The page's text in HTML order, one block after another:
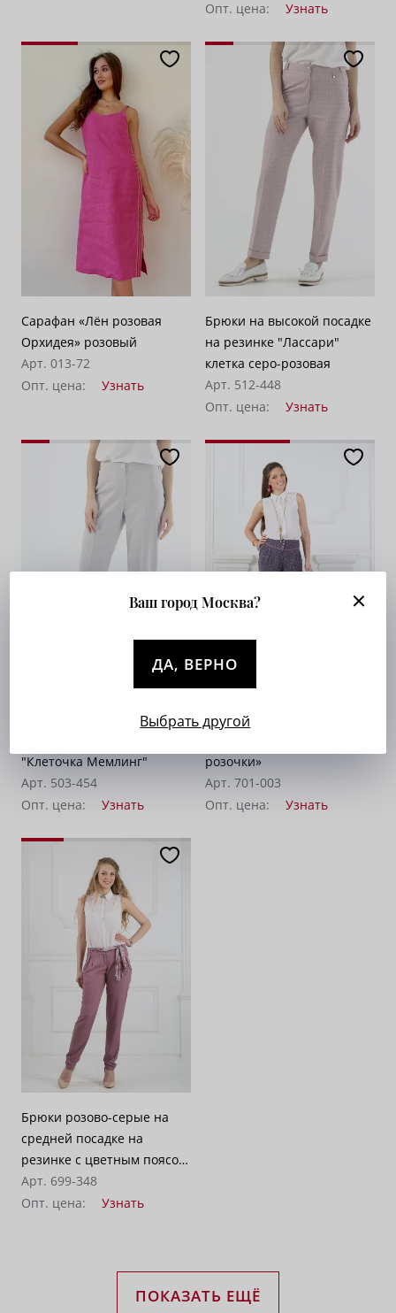
Опт. цена:
Узнать
Сарафан «Лён розовая
Орхидея» розовый
Арт. 013-72
Опт. цена:
Узнать
Брюки на высокой посадке
на резинке "Лассари"
клетка серо-розовая
Арт. 512-448
Опт. цена:
Узнать
Брюки на высокой посадке
"Клеточка Мемлинг"
Арт. 503-454
Опт. цена:
Узнать
Брюки серые на средней
розочки»
Арт. 701-003
Опт. цена:
Узнать
Брюки розово-серые на
средней посадке на
резинке с цветным поясом
- «Штапель»
Арт. 699-348
Опт. цена:
Узнать
ПОКАЗАТЬ ЕЩЁ
Ваш город Москва?
ДА, ВЕРНО
Выбрать другой